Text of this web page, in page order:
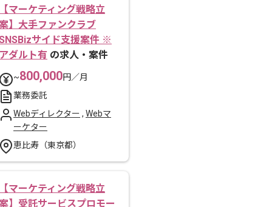
マーケティング戦略立
】大手ファンクラブ
サイド支援案件 ※
ダルト有 の求人・案件
~800,000円／月
業務委託
Webディレクター , Webマ
ーケター
恵比寿（東京都）
マーケティング戦略立
】受託サービスプロモー